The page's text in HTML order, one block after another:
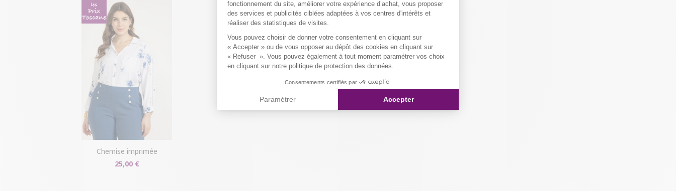
fonctionnement du site, améliorer votre expérience d’achat, vous proposer
des services et publicités ciblées adaptées à vos centres d'intérêts et
réaliser des statistiques de visites.
Vous pouvez choisir de donner votre consentement en cliquant sur
« Accepter » ou de vous opposer au dépôt des cookies en cliquant sur
« Refuser ». Vous pouvez également à tout moment paramétrer vos choix
en cliquant sur notre politique de protection des données.
Consentements certifiés par
Paramétrer Accepter
chemise imprimée
25,00 €